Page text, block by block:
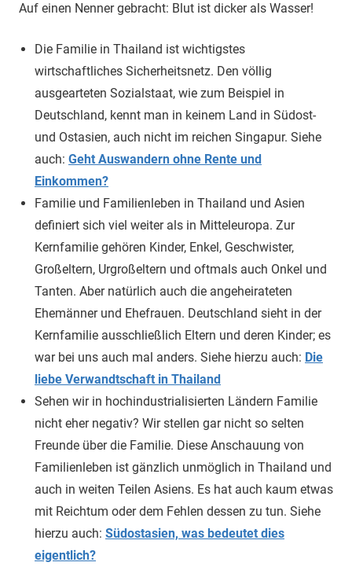
Auf einen Nenner gebracht: Blut ist dicker als Wasser!
Die Familie in Thailand ist wichtigstes
wirtschaftliches Sicherheitsnetz. Den völlig
ausgearteten Sozialstaat, wie zum Beispiel in
Deutschland, kennt man in keinem Land in Südost-
und Ostasien, auch nicht im reichen Singapur. Siehe
auch: Geht Auswandern ohne Rente und
Einkommen?
Familie und Familienleben in Thailand und Asien
definiert sich viel weiter als in Mitteleuropa. Zur
Kernfamilie gehören Kinder, Enkel, Geschwister,
Großeltern, Urgroßeltern und oftmals auch Onkel und
Tanten. Aber natürlich auch die angeheirateten
Ehemänner und Ehefrauen. Deutschland sieht in der
Kernfamilie ausschließlich Eltern und deren Kinder; es
war bei uns auch mal anders. Siehe hierzu auch: Die
liebe Verwandtschaft in Thailand
Sehen wir in hochindustrialisierten Ländern Familie
nicht eher negativ? Wir stellen gar nicht so selten
Freunde über die Familie. Diese Anschauung von
Familienleben ist gänzlich unmöglich in Thailand und
auch in weiten Teilen Asiens. Es hat auch kaum etwas
mit Reichtum oder dem Fehlen dessen zu tun. Siehe
hierzu auch: Südostasien, was bedeutet dies
eigentlich?